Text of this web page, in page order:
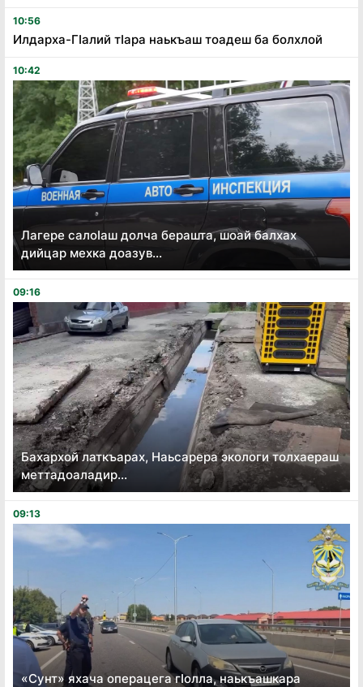
10:56
Илдарха-Гӏалий тӏара наькъаш тоадеш ба болхлой
10:42
Лагере салоӏаш долча берашта, шоай балхах
дийцар мехка доазув...
09:16
Бахархой латкъарах, Наьсарера экологи толхаераш
меттадоаладир...
09:13
«Сунт» яхача операцега гӏолла, наькъашкара